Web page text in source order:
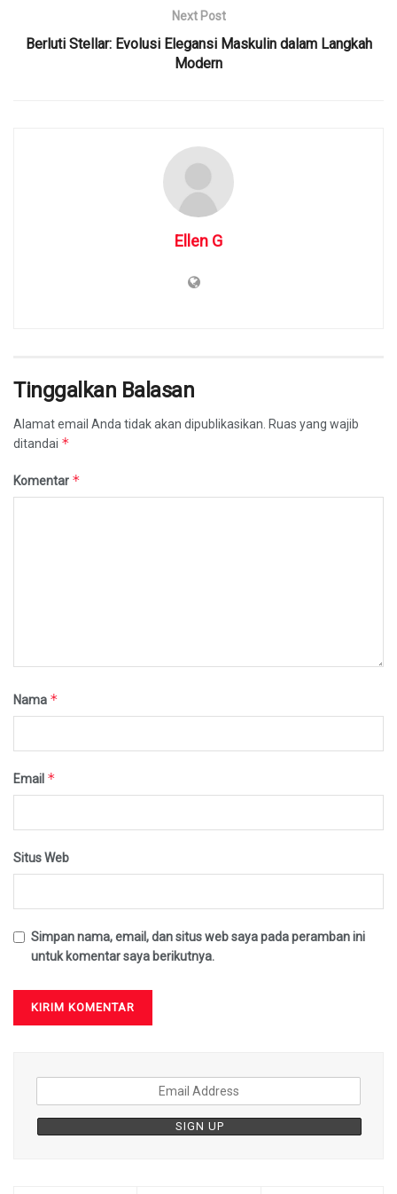
Next Post
Berluti Stellar: Evolusi Elegansi Maskulin dalam Langkah
Modern
Ellen G
Tinggalkan Balasan
Alamat email Anda tidak akan dipublikasikan. Ruas yang wajib
ditandai *
Komentar *
Nama *
Email *
Situs Web
Simpan nama, email, dan situs web saya pada peramban ini
untuk komentar saya berikutnya.